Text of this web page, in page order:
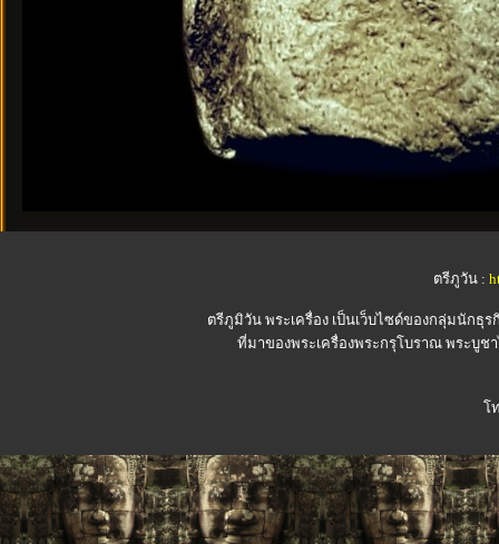
ตรีภูวัน :
ตรีภูมิวัน พระเครื่อง เป็นเว็บไซด์ของกลุ่มนักธุ
ที่มาของพระเครื่องพระกรุโบราณ พระบู
โ